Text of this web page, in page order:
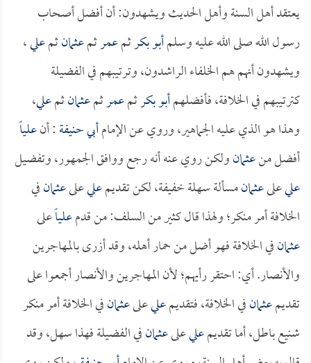
يعتقد أهل السنة وأهل الحديث ويشهدون: أن أفضل أصحاب
رسول الله صلى الله عليه وسلمأبو بكرثمعمرثمعثمانثمعلي،
ويشهدون أنهم هم الخلفاء الراشدون، وترتيبهم في الفضيلة
كترتيبهم في الخلافة، فأفضلهمأبو بكرثمعمرثمعثمانثمعلي،
وهذا هو الذي عليه الجماهير، وروي عن الإمامأبي حنيفة: أنعلياً
أفضل منعثمانولكن روي عنه أنه رجع ووافق الجمهور، وتفضيل
عليعلىعثمانمسألة سهلة خفيفة، لكن تقديمعليعلىعثمانفي
الخلافة أمر منكر؛ ولهذا قال كثير من السلف: من قدمعلياًعلى
عثمانفي الخلافة فهو أضل من حمار أهله، وقد أزرى بالمهاجرين
والأنصار. أي: احتقر رأيهم؛ لأن المهاجرين والأنصار أجمعوا على
تقديمعثمانفي الخلافة، فتقديمعليعلىعثمانفي الخلافة أمر منكر
شنيع باطل، أما تقديمعليعلىعثمانفي الفضيلة فهذا سهل، وقد